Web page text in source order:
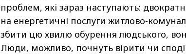
проблем, які зараз наступають:
на енергетичні послуги житлово-
збити цю хвилю обурення людського,
Люди, можливо, почнуть вірити чи